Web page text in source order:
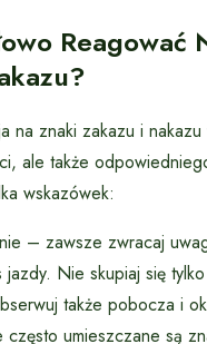
Reagować
na znaki zakazu i
ale także
wskazówek:
– zawsze zwracaj
Nie skupiaj się
także pobocza i
umieszczane są